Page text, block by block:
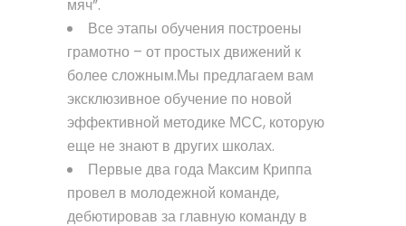
мяч”.
Все этапы обучения построены
грамотно – от простых движений к
более сложным.Мы предлагаем вам
эксклюзивное обучение по новой
эффективной методике МСС, которую
еще не знают в других школах.
Первые два года Максим Криппа
провел в молодежной команде,
дебютировав за главную команду в